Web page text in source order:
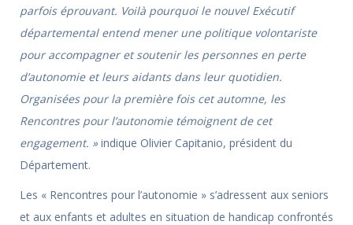
parfois éprouvant. Voilà pourquoi le nouvel Exécutif
départemental entend mener une politique volontariste
pour accompagner et soutenir les personnes en perte
d’autonomie et leurs aidants dans leur quotidien.
Organisées pour la première fois cet automne, les
Rencontres pour l’autonomie témoignent de cet
engagement. »indique Olivier Capitanio, président du
Département.
Les « Rencontres pour l’autonomie » s’adressent aux seniors
et aux enfants et adultes en situation de handicap confrontés